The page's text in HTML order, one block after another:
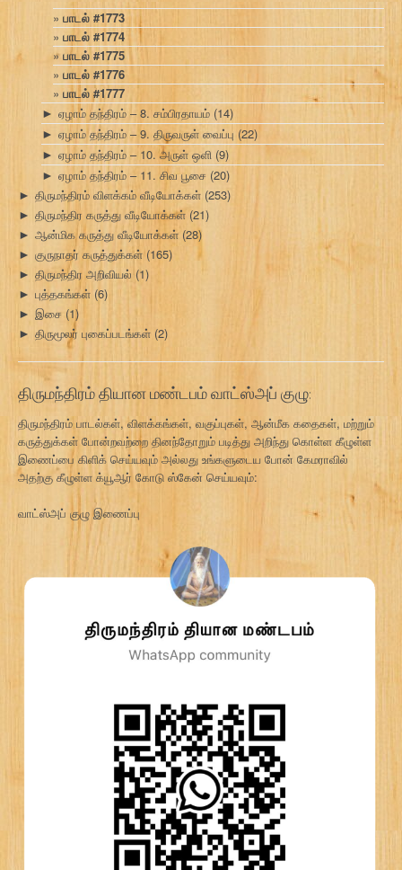
பாடல் #1773
பாடல் #1774
பாடல் #1775
பாடல் #1776
பாடல் #1777
► ஏழாம் தந்திரம் – 8. சம்பிரதாயம் (14)
► ஏழாம் தந்திரம் – 9. திருவருள் வைப்பு (22)
► ஏழாம் தந்திரம் – 10. அருள் ஒளி (9)
► ஏழாம் தந்திரம் – 11. சிவ பூசை (20)
► திருமந்திரம் விளக்கம் வீடியோக்கள் (253)
► திருமந்திர கருத்து வீடியோக்கள் (21)
► ஆன்மிக கருத்து வீடியோக்கள் (28)
► குருநாதர் கருத்துக்கள் (165)
► திருமந்திர அறிவியல் (1)
► புத்தகங்கள் (6)
► இசை (1)
► திருமூலர் புகைப்படங்கள் (2)
திருமந்திரம் தியான மண்டபம் வாட்ஸ்அப் குழு:
திருமந்திரம் பாடல்கள், விளக்கங்கள், வகுப்புகள், ஆன்மீக கதைகள், மற்றும்
கருத்துக்கள் போன்றவற்றை தினந்தோறும் படித்து அறிந்து கொள்ள கீழுள்ள
இணைப்பை கிளிக் செய்யவும் அல்லது உங்களுடைய போன் கேமராவில்
அதற்கு கீழுள்ள க்யூஆர் கோடு ஸ்கேன் செய்யவும்:
வாட்ஸ்அப் குழு இணைப்பு